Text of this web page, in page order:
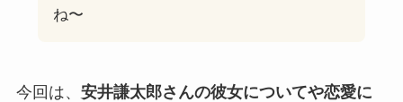
ね〜
今回は、 安井謙太郎さんの彼女についてや恋愛に